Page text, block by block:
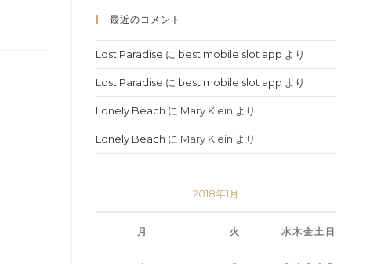
最近のコメント
Lost Paradise に best mobile slot app より
Lost Paradise に best mobile slot app より
Lonely Beach に Mary Klein より
Lonely Beach に Mary Klein より
2018年1月
月 火 水木金土 日